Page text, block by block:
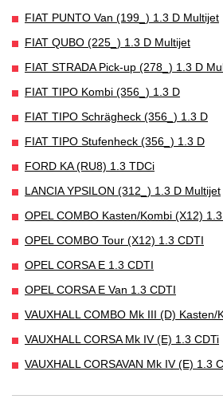
FIAT PUNTO Van (199_) 1.3 D Multijet
FIAT QUBO (225_) 1.3 D Multijet
FIAT STRADA Pick-up (278_) 1.3 D
FIAT TIPO Kombi (356_) 1.3 D
FIAT TIPO Schrägheck (356_) 1.3 D
FIAT TIPO Stufenheck (356_) 1.3 D
FORD KA (RU8) 1.3 TDCi
LANCIA YPSILON (312_) 1.3 D Multijet
OPEL COMBO Kasten/Kombi (X12)
OPEL COMBO Tour (X12) 1.3 CDTI
OPEL CORSA E 1.3 CDTI
OPEL CORSA E Van 1.3 CDTI
VAUXHALL COMBO Mk III (D) Kasten/
VAUXHALL CORSA Mk IV (E) 1.3 CDTi
VAUXHALL CORSAVAN Mk IV (E) 1.3